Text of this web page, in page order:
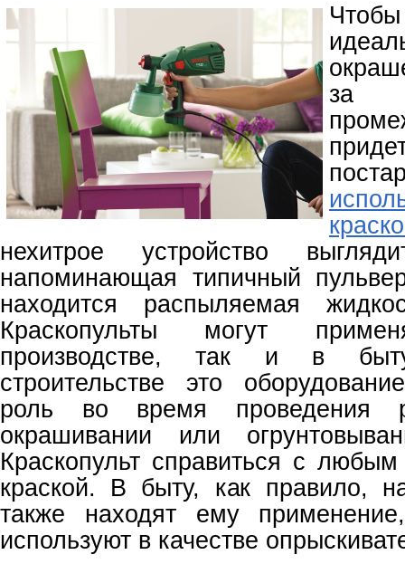
за
нехитрое устройство
напоминающая типичный
находится распыляемая
Краскопульты могут
производстве, так и в
строительстве это
роль во время проведения
окрашивании или
Краскопульт справиться с
краской. В быту, как правило,
также находят ему
используют в качестве